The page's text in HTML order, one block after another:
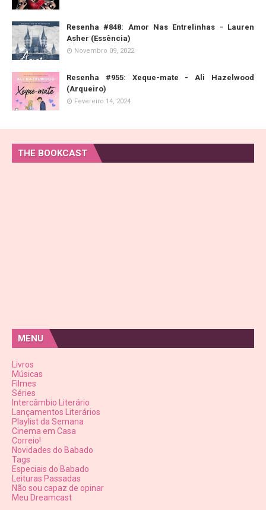
Resenha #848: Amor Nas Entrelinhas - Lauren
Asher (Essência)
Novembro 09, 2022
Resenha #955: Xeque-mate - Ali Hazelwood
(Arqueiro)
Fevereiro 14, 2024
THE BOOKCAST
MENU
Livros
Músicas
Filmes
Séries
Intercâmbio Literário
Lançamentos Literários
Playlist da Semana
Cinema em Casa
Correio!
Novidades do Babado
Tags
Especiais do Babado
Leituras Passadas
Não sou capaz de opinar
Meu Dreamcast